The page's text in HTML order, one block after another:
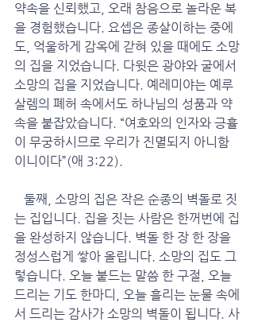
약속을 신뢰했고, 오래 참음으로 놀라운 복
을 경험했습니다. 요셉은 종살이하는 중에
도, 억울하게 감옥에 갇혀 있을 때에도 소망
의 집을 지었습니다. 다윗은 광야와 굴에서
소망의 집을 지었습니다. 예레미야는 예루
살렘의 폐허 속에서도 하나님의 성품과 약
속을 붙잡았습니다. “여호와의 인자와 긍휼
이 무궁하시므로 우리가 진멸되지 아니함
이니이다”(애 3:22).
는 집입니다. 집을 짓는 사람은 한꺼번에 집
을 완성하지 않습니다. 벽돌 한 장 한 장을
정성스럽게 쌓아 올립니다. 소망의 집도 그
렇습니다. 오늘 붙드는 말씀 한 구절, 오늘
드리는 기도 한마디, 오늘 흘리는 눈물 속에
서 드리는 감사가 소망의 벽돌이 됩니다. 사